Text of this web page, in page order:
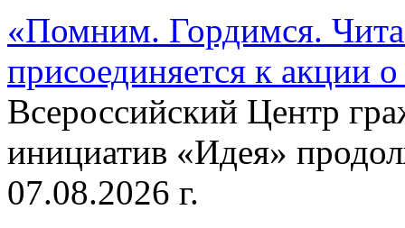
«Помним. Гордимся.
присоединяется к акции
Всероссийский Центр
инициатив «Идея»
07.08.2026 г.